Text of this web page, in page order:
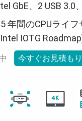
GbE、2 USB 3.0
年間のCPUライ
IOTG
今すぐお見積も